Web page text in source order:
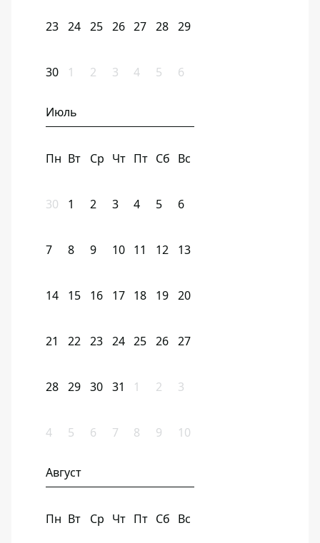
23 24 25 26 27 28 29
30 1 2 3 4 5 6
Июль
Пн Вт Ср Чт Пт Сб Вс
30 1 2 3 4 5 6
7 8 9 10 11 12 13
14 15 16 17 18 19 20
21 22 23 24 25 26 27
28 29 30 31 1 2 3
4 5 6 7 8 9 10
Август
Пн Вт Ср Чт Пт Сб Вс